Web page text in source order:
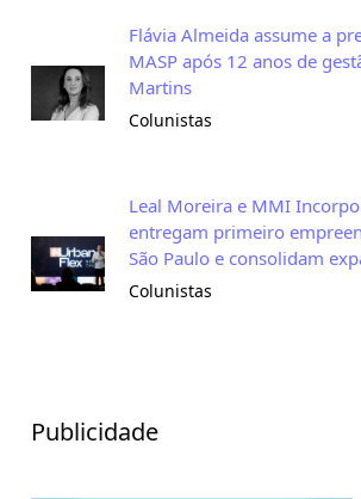
Flávia Almeida assume a
MASP após 12 anos de
Martins
Colunistas
Leal Moreira e MMI
entregam primeiro
São Paulo e consolidam
Colunistas
Publicidade